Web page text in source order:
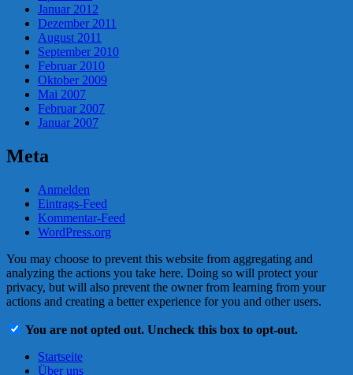
Januar 2012
Dezember 2011
August 2011
September 2010
Februar 2010
Oktober 2009
Mai 2007
Februar 2007
Januar 2007
Meta
Anmelden
Eintrags-Feed
Kommentar-Feed
WordPress.org
You may choose to prevent this website from aggregating and
analyzing the actions you take here. Doing so will protect your
privacy, but will also prevent the owner from learning from your
actions and creating a better experience for you and other users.
You are not opted out. Uncheck this box to opt-out.
Startseite
Über uns